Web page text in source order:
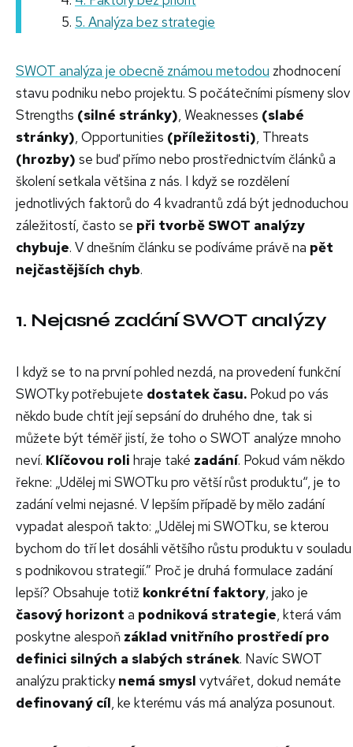
5. Analýza bez strategie
SWOT analýza je obecně známou metodou zhodnocení
stavu podniku nebo projektu. S počátečními písmeny slov
Strengths (silné stránky), Weaknesses (slabé
stránky), Opportunities (příležitosti), Threats
(hrozby) se buď přímo nebo prostřednictvím článků a
školení setkala většina z nás. I když se rozdělení
jednotlivých faktorů do 4 kvadrantů zdá být jednoduchou
záležitostí, často se při tvorbě SWOT analýzy
chybuje. V dnešním článku se podíváme právě na pět
nejčastějších chyb.
1. Nejasné zadání SWOT analýzy
I když se to na první pohled nezdá, na provedení funkční
SWOTky potřebujete dostatek času. Pokud po vás
někdo bude chtít její sepsání do druhého dne, tak si
můžete být téměř jistí, že toho o SWOT analýze mnoho
neví. Klíčovou roli hraje také zadání. Pokud vám někdo
řekne: „Udělej mi SWOTku pro větší růst produktu“, je to
zadání velmi nejasné. V lepším případě by mělo zadání
vypadat alespoň takto: „Udělej mi SWOTku, se kterou
bychom do tří let dosáhli většího růstu produktu v souladu
s podnikovou strategií.” Proč je druhá formulace zadání
lepší? Obsahuje totiž konkrétní faktory, jako je
časový horizont a podniková strategie, která vám
poskytne alespoň základ vnitřního prostředí pro
definici silných a slabých stránek. Navíc SWOT
analýzu praktickynemá smysl vytvářet, dokud nemáte
definovaný cíl, ke kterému vás má analýza posunout.